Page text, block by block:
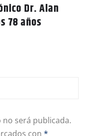
Dr. Alan
78 años
será publicada.
con *